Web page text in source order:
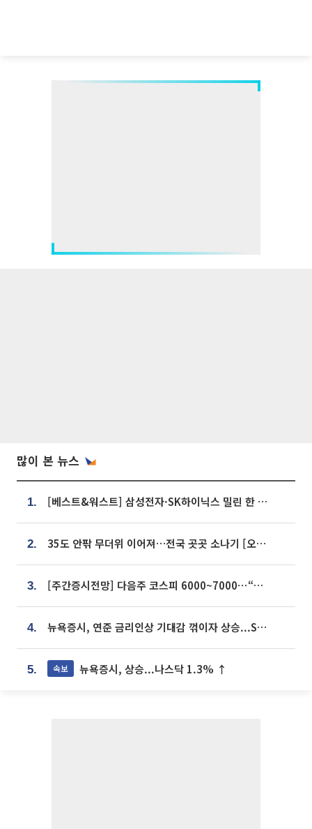
많이 본 뉴스
1. [베스트&워스트] 삼성전자·SK하이닉스 밀린 한 주…상상인증권은 85% 급등
2. 35도 안팎 무더위 이어져…전국 곳곳 소나기 [오늘 날씨]
3. [주간증시전망] 다음주 코스피 6000~7000⋯“外人 수급은 정책이 변수”
4. 뉴욕증시, 연준 금리인상 기대감 꺾이자 상승...S&P500 사상 최고치 [종합]
5. 속보 뉴욕증시, 상승...나스닥 1.3% ↑